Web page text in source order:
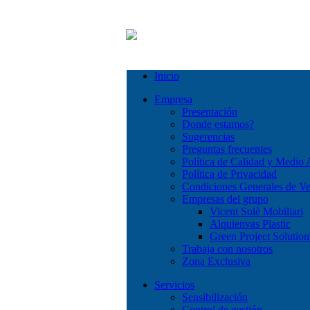
Inicio
Empresa
Presentación
Donde estamos?
Sugerencias
Preguntas frecuentes
Política de Calidad y Medio
Política de Privacidad
Condiciones Generales de
Empresas del grupo
Vicent Solè Mobiliari
Alquienvas Plastic
Green Project
Trabaja con nosotros
Zona Exclusiva
Servicios
Sensibilización